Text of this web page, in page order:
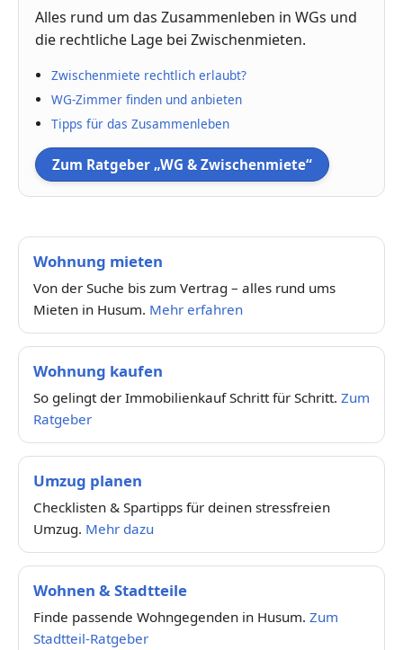
Alles rund um das Zusammenleben in WGs und
die rechtliche Lage bei Zwischenmieten.
Zwischenmiete rechtlich erlaubt?
WG-Zimmer finden und anbieten
Tipps für das Zusammenleben
Zum Ratgeber „WG & Zwischenmiete“
Wohnung mieten
Von der Suche bis zum Vertrag – alles rund ums
Mieten in Husum. Mehr erfahren
Wohnung kaufen
So gelingt der Immobilienkauf Schritt für Schritt. Zum
Ratgeber
Umzug planen
Checklisten & Spartipps für deinen stressfreien
Umzug. Mehr dazu
Wohnen & Stadtteile
Finde passende Wohngegenden in Husum. Zum
Stadtteil-Ratgeber